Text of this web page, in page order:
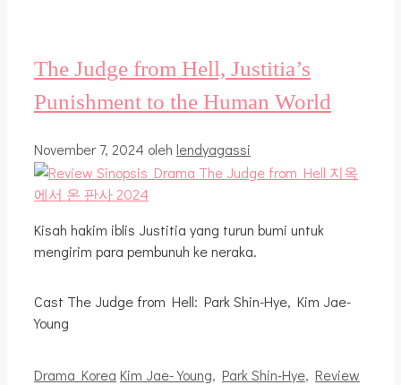
The Judge from Hell, Justitia’s
Punishment to the Human World
November 7, 2024 oleh lendyagassi
Kisah hakim iblis Justitia yang turun bumi untuk
mengirim para pembunuh ke neraka.
Cast The Judge from Hell: Park Shin-Hye, Kim Jae-
Young
Kategori
Drama Korea Tag
Kim Jae-Young, Park Shin-Hye, Review